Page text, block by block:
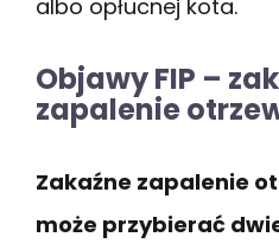
albo opłucnej kota.
Objawy FIP –
zapalenie
Zakaźne zapalenie
może przybierać